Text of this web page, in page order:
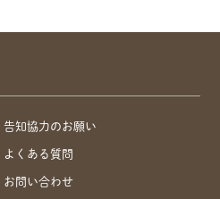
告知協力のお願い
よくある質問
お問い合わせ